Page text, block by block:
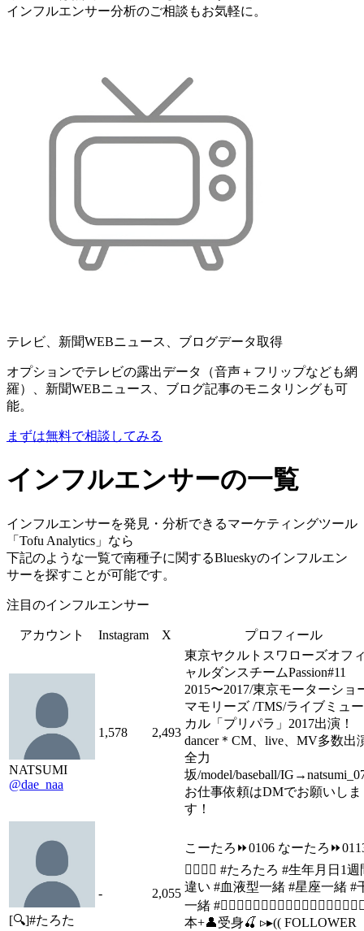
インフルエンサー分析のご相談もお気軽に。
テレビ、新聞WEBニュース、ブログデータ取得
オプションでテレビの露出データ（音声＋フリップなども網
羅）、新聞WEBニュース、ブログ記事のモニタリングも可
能。
まずは無料で相談してみる
インフルエンサーの一覧
インフルエンサーを発見・分析できるマーケティングツール
「Tofu Analytics」なら
下記のような一覧で南種子に関するBlueskyのインフルエン
サーを探すことが可能です。
注目のインフルエンサー
アカウント Instagram X プロフィール
NATSUMI
@dae_naa
1,578 2,493
東京ヤクルトスワローズオフ
ャルダンスチームPassion#11
2015〜2017/東京モーターショ
マモリーズ /TMS/ライブミュ
カル「プリパラ」2017出演！
dancer＊CM、live、MV多数出
全力
坂/model/baseball/
お仕事依頼はDMでお願いしま
す！
[🔍]#たろた
- 2,055
こーたろ⏩0106 なーたろ
福⃟岡⃟ #たろたろ #生年月日1週
違い #血液型一緒 #星座一緒 #
一緒 #気⃟分⃟で⃟文⃟字⃟デ⃟ザ⃟イ⃟
本+👤受身🍒 ▹▸(( FOLLOWER